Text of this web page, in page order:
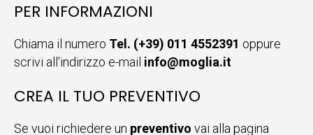
PER INFORMAZIONI
Chiama il numero Tel. (+39) 011 4552391 oppure
scrivi all'indirizzo e-mail info@moglia.it
CREA IL TUO PREVENTIVO
Se vuoi richiedere un preventivo vai alla pagina